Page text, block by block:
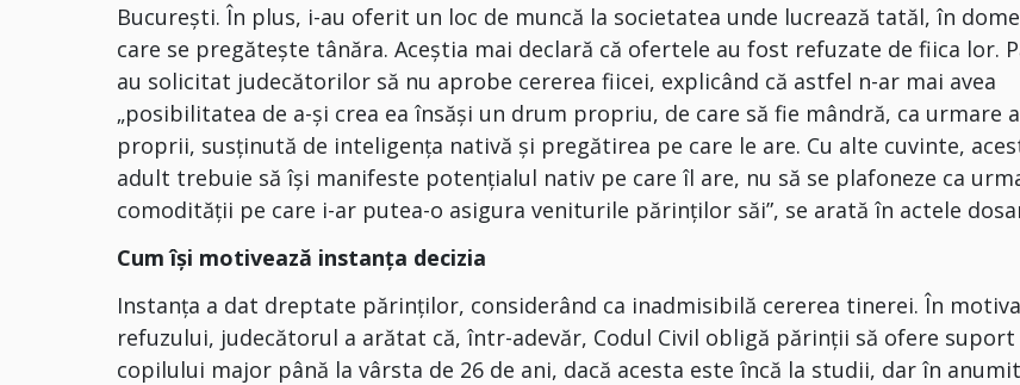
București. În plus, i-au oferit un loc de muncă la societatea unde lucrează tatăl, în
care se pregătește tânăra. Aceștia mai declară că ofertele au fost refuzate de fiica lor.
au solicitat judecătorilor să nu aprobe cererea fiicei, explicând că astfel n-ar mai avea
„posibilitatea de a-şi crea ea însăși un drum propriu, de care să fie mândră, ca urmare
proprii, susţinută de inteligenţa nativă şi pregătirea pe care le are. Cu alte cuvinte,
adult trebuie să îşi manifeste potenţialul nativ pe care îl are, nu să se plafoneze ca
comodităţii pe care i-ar putea-o asigura veniturile părinţilor săi”, se arată în actele
Cum își motivează instanța decizia
Instanța a dat dreptate părinților, considerând ca inadmisibilă cererea tinerei. În
refuzului, judecătorul a arătat că, într-adevăr, Codul Civil obligă părinții să ofere suport
copilului major până la vârsta de 26 de ani, dacă acesta este încă la studii, dar în